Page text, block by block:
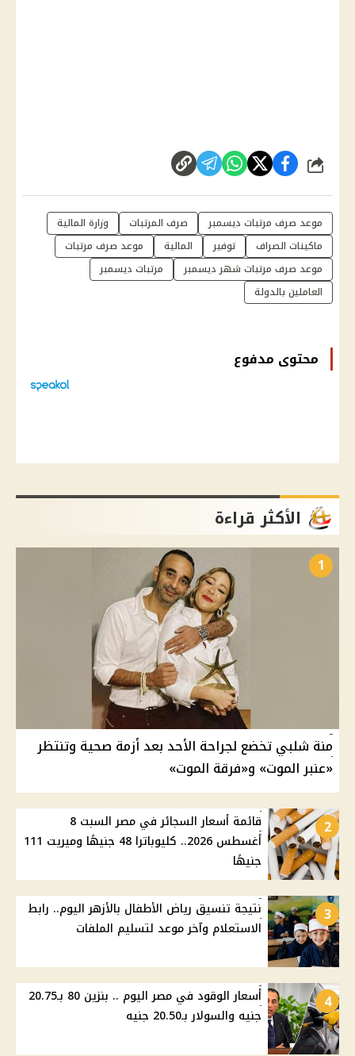
شارك
موعد صرف مرتبات ديسمبر صرف المرتبات
وزارة المالية
ماكينات الصراف
توفير المالية
موعد صرف مرتبات
موعد صرف مرتبات شهر ديسمبر
مرتبات ديسمبر
العاملين بالدولة
محتوى مدفوع
الأكثر قراءة
1
منة شلبي تخضع لجراحة الأحد بعد أزمة صحية وتنتظر
«عنبر الموت» و«فرقة الموت»
2
قائمة أسعار السجائر في مصر السبت 8
أغسطس 2026.. كليوباترا 48 جنيهًا وميريت 111
جنيهًا
3
نتيجة تنسيق رياض الأطفال بالأزهر اليوم.. رابط
الاستعلام وآخر موعد لتسليم الملفات
4
أسعار الوقود في مصر اليوم .. بنزين 80 بـ20.75
جنيه والسولار بـ20.50 جنيه